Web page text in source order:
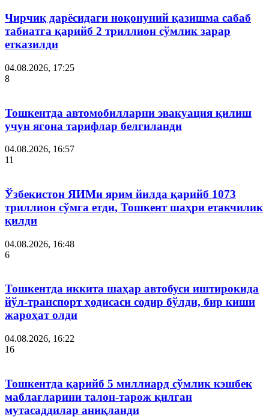
Чирчиқ дарёсидаги ноқонуний қазишма сабаб
табиатга қарийб 2 триллион сўмлик зарар
етказилди
04.08.2026, 17:25
8
Тошкентда автомобилларни эвакуация қилиш
учун ягона тарифлар белгиланди
04.08.2026, 16:57
11
Ўзбекистон ЯИМи ярим йилда қарийб 1073
триллион сўмга етди, Тошкент шаҳри етакчилик
қилди
04.08.2026, 16:48
6
Тошкентда иккита шаҳар автобуси иштирокида
йўл-транспорт ҳодисаси содир бўлди, бир киши
жароҳат олди
04.08.2026, 16:22
16
Тошкентда қарийб 5 миллиард сўмлик кэшбек
маблағларини талон-тарож қилган
мутасаддилар аниқланди